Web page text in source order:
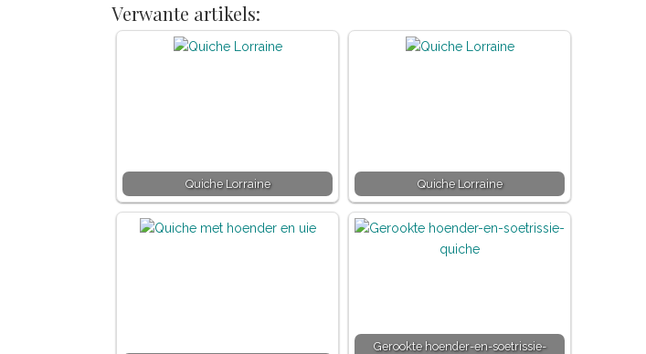
Verwante artikels:
Quiche Lorraine Quiche Lorraine
Gerookte hoender-en-soetrissie-